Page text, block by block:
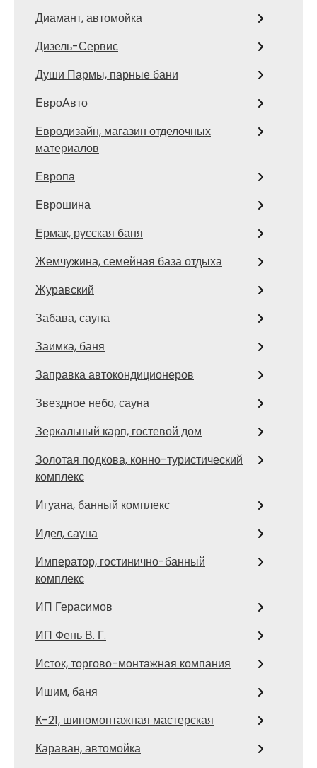
Диамант, автомойка
Дизель-Сервис
Души Пармы, парные бани
ЕвроАвто
Евродизайн, магазин отделочных
материалов
Европа
Еврошина
Ермак, русская баня
Жемчужина, семейная база отдыха
Журавский
Забава, сауна
Заимка, баня
Заправка автокондиционеров
Звездное небо, сауна
Зеркальный карп, гостевой дом
Золотая подкова, конно-туристический
комплекс
Игуана, банный комплекс
Идел, сауна
Император, гостинично-банный
комплекс
ИП Герасимов
ИП Фень В. Г.
Исток, торгово-монтажная компания
Ишим, баня
К-21, шиномонтажная мастерская
Караван, автомойка